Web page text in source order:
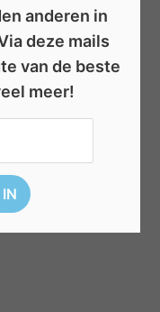
anderen in
deze mails
van de beste
meer!